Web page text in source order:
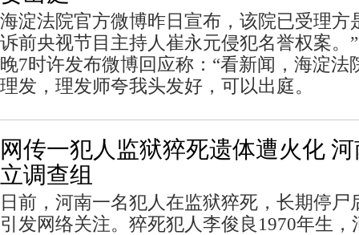
海淀法院官方微博昨日宣布，该院已受理方
诉前央视节目主持人崔永元侵犯名誉权
晚7时许发布微博回应称：“看新闻，海淀法
理发，理发师夸我头发好，可以出庭。
网传一犯人监狱猝死遗体遭火化
立调查组
日前，河南一名犯人在监狱猝死，长期停尸
引发网络关注。猝死犯人李俊良1970年生